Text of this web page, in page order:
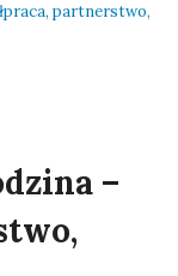
partnerstwo,
–